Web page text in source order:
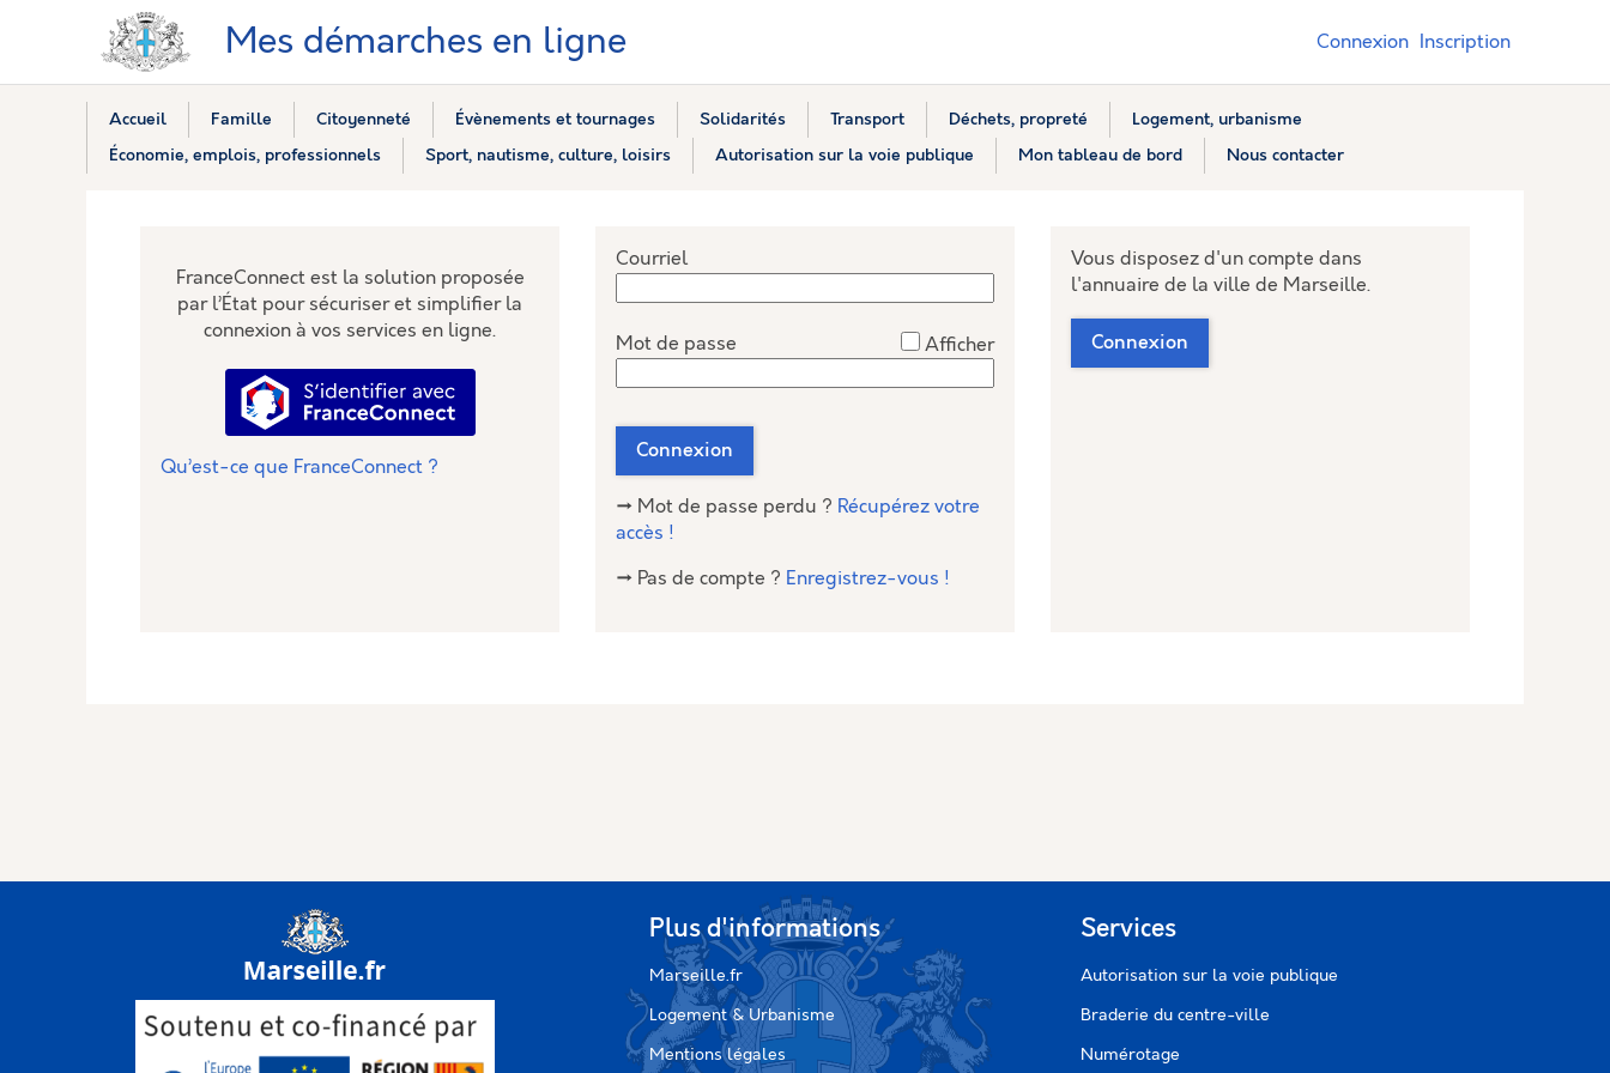
Mes démarches en ligne Connexion Inscription
Accueil Famille Citoyenneté Évènements et tournages Solidarités Transport Déchets, propreté
Logement, urbanisme
Économie, emplois, professionnels
Sport, nautisme, culture, loisirs Autorisation sur la voie publique Mon tableau de bord Nous contacter
FranceConnect est la solution proposée
par l’État pour sécuriser et simplifier la
connexion à vos services en ligne.
S’identifier avec FranceConnect
Qu’est-ce que FranceConnect ?
Courriel
Mot de passe Afficher
Connexion
→ Mot de passe perdu ? Récupérez votre
accès !
→ Pas de compte ? Enregistrez-vous !
Vous disposez d'un compte dans
l'annuaire de la ville de Marseille.
Connexion
Plus d'informations
Marseille.fr
Logement & Urbanisme
Mentions légales
Services
Autorisation sur la voie publique
Braderie du centre-ville
Numérotage